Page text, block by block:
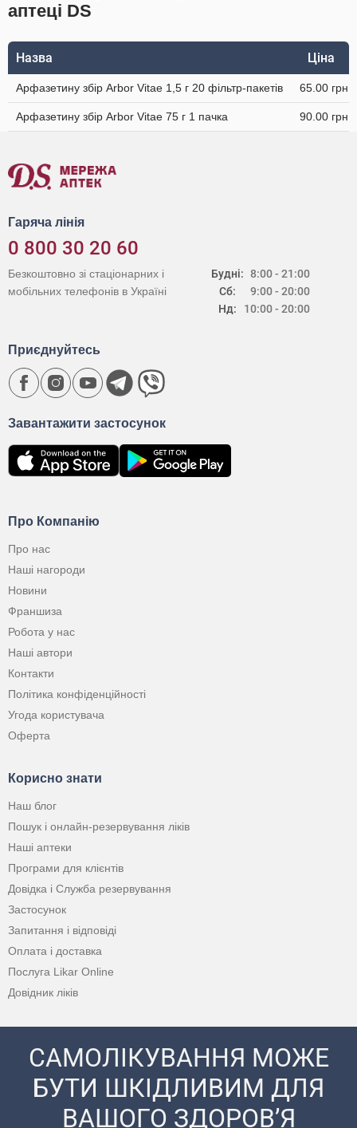
аптеці DS
Назва Ціна
Арфазетину збір Arbor Vitae 1,5 г 20 фільтр-пакетів 65.00 грн
Арфазетину збір Arbor Vitae 75 г 1 пачка 90.00 грн
Гаряча лінія
0 800 30 20 60
Будні:
Сб:
Нд:
8:00 - 21:00
9:00 - 20:00
10:00 - 20:00
Безкоштовно зі стаціонарних і
мобільних телефонів в Україні
Про Компанію
Про нас
Наші нагороди
Новини
Франшиза
Робота у нас
Наші автори
Контакти
Політика конфіденційності
Угода користувача
Оферта
Корисно знати
Наш блог
Пошук і онлайн-резервування ліків
Наші аптеки
Програми для клієнтів
Довідка і Служба резервування
Застосунок
Запитання і відповіді
Оплата і доставка
Послуга Likar Online
Довідник ліків
Завантажити застосунок
Приєднуйтесь
САМОЛІКУВАННЯ МОЖЕ
БУТИ ШКІДЛИВИМ ДЛЯ
ВАШОГО ЗДОРОВ’Я